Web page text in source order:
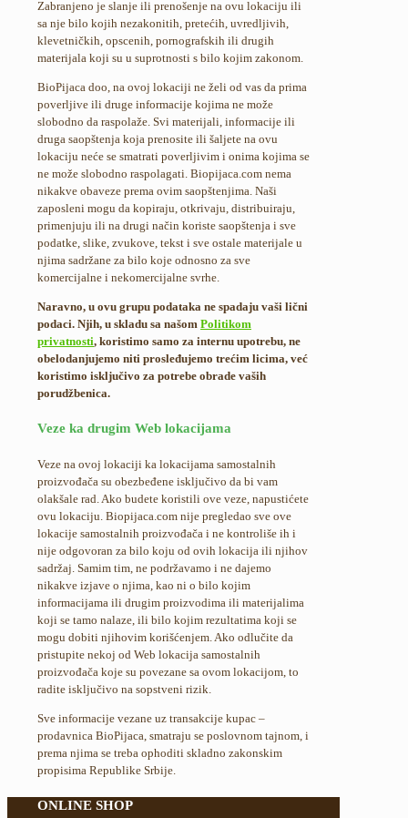
Zabranjeno je slanje ili prenošenje na ovu lokaciju ili
sa nje bilo kojih nezakonitih, pretećih, uvredljivih,
klevetničkih, opscenih, pornografskih ili drugih
materijala koji su u suprotnosti s bilo kojim zakonom.
BioPijaca doo, na ovoj lokaciji ne želi od vas da prima
poverljive ili druge informacije kojima ne može
slobodno da raspolaže. Svi materijali, informacije ili
druga saopštenja koja prenosite ili šaljete na ovu
lokaciju neće se smatrati poverljivim i onima kojima se
ne može slobodno raspolagati. Biopijaca.com nema
nikakve obaveze prema ovim saopštenjima. Naši
zaposleni mogu da kopiraju, otkrivaju, distribuiraju,
primenjuju ili na drugi način koriste saopštenja i sve
podatke, slike, zvukove, tekst i sve ostale materijale u
njima sadržane za bilo koje odnosno za sve
komercijalne i nekomercijalne svrhe.
Naravno, u ovu grupu podataka ne spadaju vaši lični
podaci. Njih, u skladu sa našom Politikom
privatnosti, koristimo samo za internu upotrebu, ne
obelodanjujemo niti prosleđujemo trećim licima, već
koristimo isključivo za potrebe obrade vaših
porudžbenica.
Veze ka drugim Web lokacijama
Veze na ovoj lokaciji ka lokacijama samostalnih
proizvođača su obezbeđene isključivo da bi vam
olakšale rad. Ako budete koristili ove veze, napustićete
ovu lokaciju. Biopijaca.com nije pregledao sve ove
lokacije samostalnih proizvođača i ne kontroliše ih i
nije odgovoran za bilo koju od ovih lokacija ili njihov
sadržaj. Samim tim, ne podržavamo i ne dajemo
nikakve izjave o njima, kao ni o bilo kojim
informacijama ili drugim proizvodima ili materijalima
koji se tamo nalaze, ili bilo kojim rezultatima koji se
mogu dobiti njihovim korišćenjem. Ako odlučite da
pristupite nekoj od Web lokacija samostalnih
proizvođača koje su povezane sa ovom lokacijom, to
radite isključivo na sopstveni rizik.
Sve informacije vezane uz transakcije kupac –
prodavnica BioPijaca, smatraju se poslovnom tajnom, i
prema njima se treba ophoditi skladno zakonskim
propisima Republike Srbije.
ONLINE SHOP